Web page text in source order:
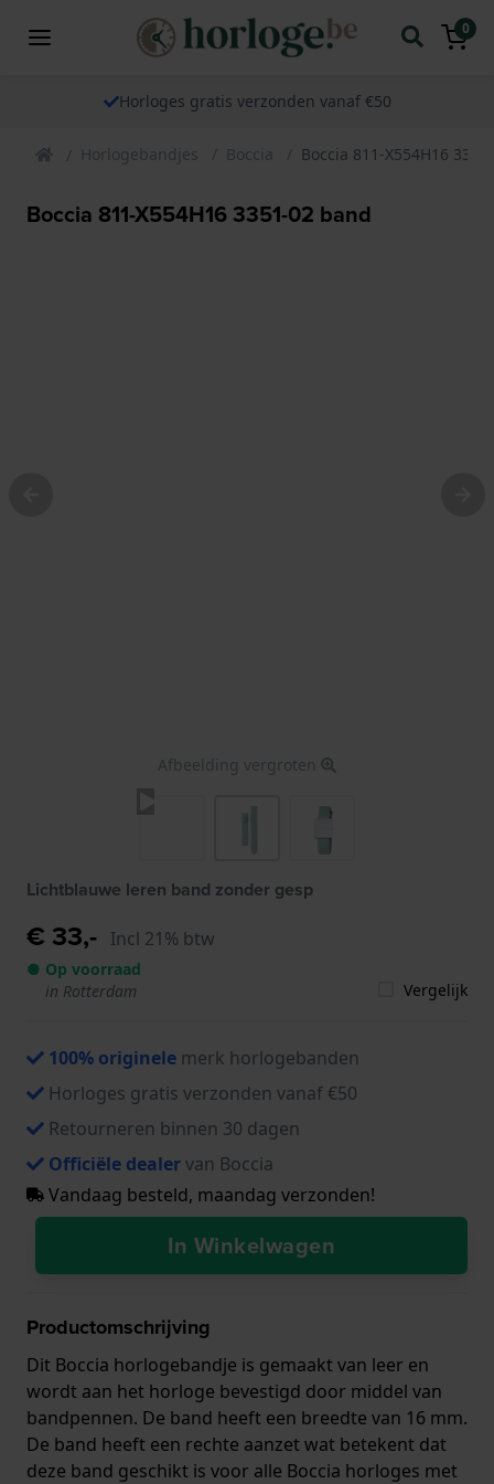
0
Horloges gratis verzonden vanaf €50
Horlogebandjes Boccia Boccia 811-X554H16
Boccia 811-X554H16 3351-02 band
Afbeelding vergroten
Lichtblauwe leren band zonder gesp
€ 33,- Incl 21% btw
● Op voorraad
in Rotterdam
Vergelijk
100% originele merk horlogebanden
Horloges gratis verzonden vanaf €50
Retourneren binnen 30 dagen
Officiële dealervan Boccia
Vandaag besteld, maandag verzonden!
In Winkelwagen
Productomschrijving
Dit Boccia horlogebandje is gemaakt van leer en
wordt aan het horloge bevestigd door middel van
bandpennen. De band heeft een breedte van 16 mm.
De band heeft een rechte aanzet wat betekent dat
deze band geschikt is voor alle Boccia horloges met